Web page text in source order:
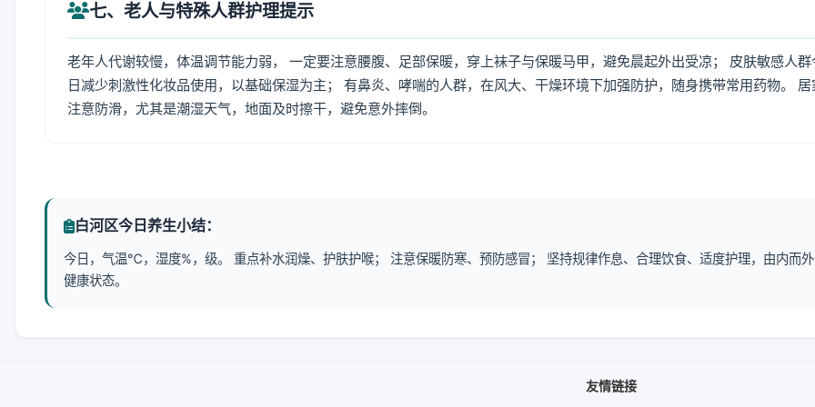
七、老人与特殊人群护理提示
老年人代谢较慢，体温调节能力弱， 一定要注意腰腹、足部保暖，穿上袜子与保暖马甲，避免晨起外出受凉； 皮肤敏感人群
日减少刺激性化妆品使用，以基础保湿为主； 有鼻炎、哮喘的人群，在风大、干燥环境下加强防护，随身携带常用药物。 居
注意防滑，尤其是潮湿天气，地面及时擦干，避免意外摔倒。
白河区今日养生小结：
今日，气温℃，湿度%，级。 重点补水润燥、护肤护喉； 注意保暖防寒、预防感冒； 坚持规律作息、合理饮食、适度护理，由内而
健康状态。
友情链接